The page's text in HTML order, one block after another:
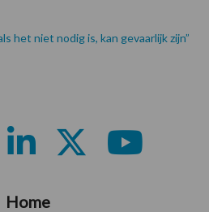
het niet nodig is, kan gevaarlijk zijn”
Home